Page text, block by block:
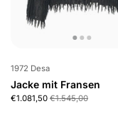
1972 Desa
Jacke mit Fransen
€1.081,50 €1.545,00